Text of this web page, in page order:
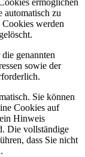
ermöglichen
automatisch zu
Cookies werden
genannten
sowie der
Sie können
Cookies auf
Hinweis
Die vollständige
dass Sie nicht